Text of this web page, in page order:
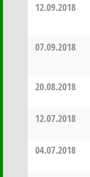
12.09.2018
07.09.2018
20.08.2018
12.07.2018
04.07.2018